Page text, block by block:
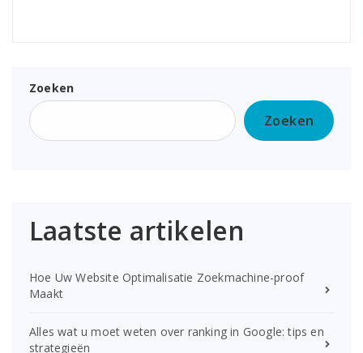
Zoeken
Zoeken
Laatste artikelen
Hoe Uw Website Optimalisatie Zoekmachine-proof
Maakt
Alles wat u moet weten over ranking in Google: tips en
strategieën